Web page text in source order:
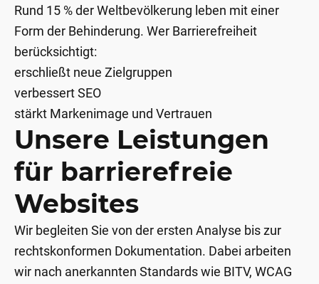
Rund 15 % der Weltbevölkerung leben mit einer
Form der Behinderung. Wer Barrierefreiheit
berücksichtigt:
erschließt neue Zielgruppen
verbessert SEO
stärkt Markenimage und Vertrauen
Unsere Leistungen
für barrierefreie
Websites
Wir begleiten Sie von der ersten Analyse bis zur
rechtskonformen Dokumentation. Dabei arbeiten
wir nach anerkannten Standards wie BITV, WCAG